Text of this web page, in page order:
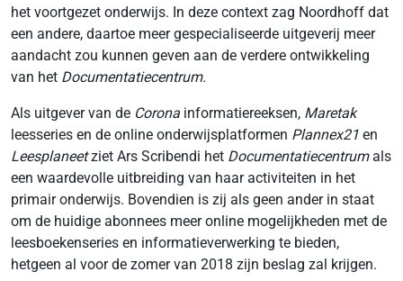
het voortgezet onderwijs. In deze context zag Noordhoff dat
een andere, daartoe meer gespecialiseerde uitgeverij meer
aandacht zou kunnen geven aan de verdere ontwikkeling
van het Documentatiecentrum.
Als uitgever van de Corona informatiereeksen, Maretak
leesseries en de online onderwijsplatformen Plannex21 en
Leesplaneetziet Ars Scribendi het Documentatiecentrumals
een waardevolle uitbreiding van haar activiteiten in het
primair onderwijs. Bovendien is zij als geen ander in staat
om de huidige abonnees meer online mogelijkheden met de
leesboekenseries en informatieverwerking te bieden,
hetgeen al voor de zomer van 2018 zijn beslag zal krijgen.